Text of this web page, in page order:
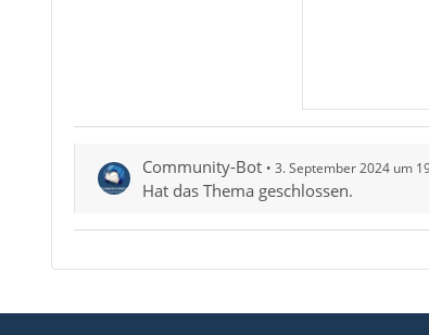
Community-Bot 3. September 2024 um
Hat das Thema geschlossen.